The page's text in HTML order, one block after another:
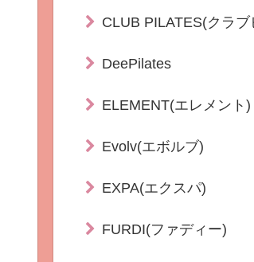
CLUB PILATES(クラ
DeePilates
ELEMENT(エレメント)
Evolv(エボルブ)
EXPA(エクスパ)
FURDI(ファディー)